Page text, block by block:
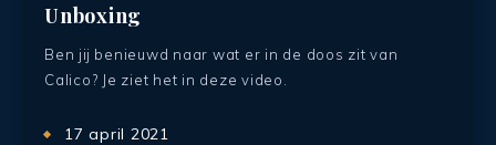
Unboxing
Ben jij benieuwd naar wat er in de doos zit van
Calico? Je ziet het in deze video.
17 april 2021